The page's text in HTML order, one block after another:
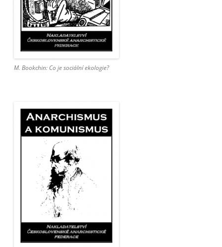
M. Bookchin: Co je sociální ekologie?